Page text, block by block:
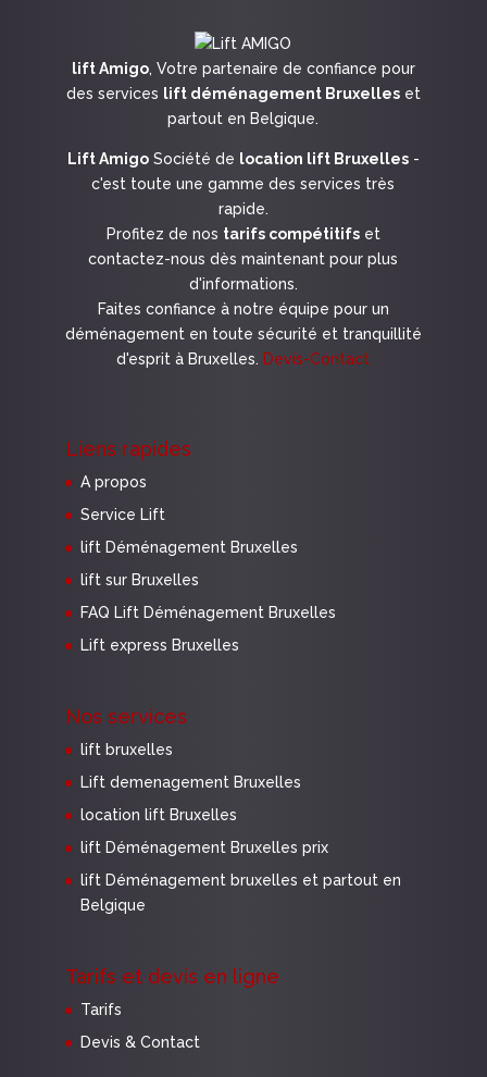
lift Amigo, Votre partenaire de confiance pour
des services lift déménagement Bruxelleset
partout en Belgique.
Lift AmigoSociété de location lift Bruxelles-
c'est toute une gamme des services très
rapide.
Profitez de nos tarifs compétitifset
contactez-nous dès maintenant pour plus
d'informations.
Faites confiance à notre équipe pour un
déménagement en toute sécurité et tranquillité
d'esprit à Bruxelles. Devis-Contact
Liens rapides
A propos
Service Lift
lift Déménagement Bruxelles
lift sur Bruxelles
FAQ Lift Déménagement Bruxelles
Lift express Bruxelles
Nos services
lift bruxelles
Lift demenagement Bruxelles
location lift Bruxelles
lift Déménagement Bruxelles prix
lift Déménagement bruxelles et partout en
Belgique
Tarifs et devis en ligne
Tarifs
Devis & Contact